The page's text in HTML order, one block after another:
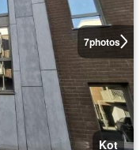
7photos
Kot